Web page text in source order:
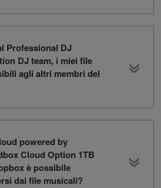
Professional DJ
DJ team, i miei file
agli altri membri del
powered by
Cloud Option 1TB
è possibile
dai file musicali?